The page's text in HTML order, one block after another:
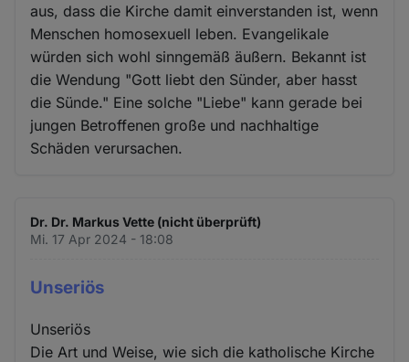
aus, dass die Kirche damit einverstanden ist, wenn
Menschen homosexuell leben. Evangelikale
würden sich wohl sinngemäß äußern. Bekannt ist
die Wendung "Gott liebt den Sünder, aber hasst
die Sünde." Eine solche "Liebe" kann gerade bei
jungen Betroffenen große und nachhaltige
Schäden verursachen.
Dr. Dr. Markus Vette (nicht überprüft)
Mi. 17 Apr 2024 - 18:08
Unseriös
Unseriös
Die Art und Weise, wie sich die katholische Kirche